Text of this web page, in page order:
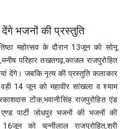
देंगे भजनों की प्रस्तुति
महोत्सव के दौरान 13जून को सोनू
परिहार तखतगढ़,काजल राजपुरोहित
देंगे। जबकि नृत्य की प्रस्तुति कलाकार
14 जून को महावीर सांखला व श्याम
टोंक,भवानीसिंह राजपुरोहित एंड
पार्टी जोधपुर भजनों की भजनों की
को चुन्नीलाल राजपुरोहित,श्री